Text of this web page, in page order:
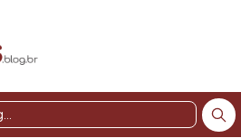
Pesquisar